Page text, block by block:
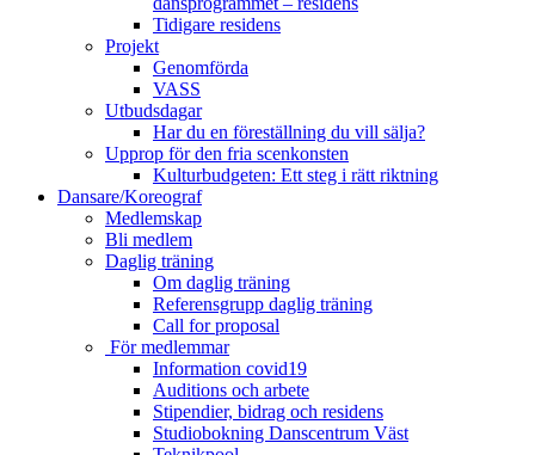
Tidigare residens
Projekt
Genomförda
VASS
Utbudsdagar
Har du en föreställning du vill sälja?
Upprop för den fria scenkonsten
Kulturbudgeten: Ett steg i rätt riktning
Dansare/Koreograf
Medlemskap
Bli medlem
Daglig träning
Om daglig träning
Referensgrupp daglig träning
Call for proposal
För medlemmar
Information covid19
Auditions och arbete
Stipendier, bidrag och residens
Studiobokning Danscentrum Väst